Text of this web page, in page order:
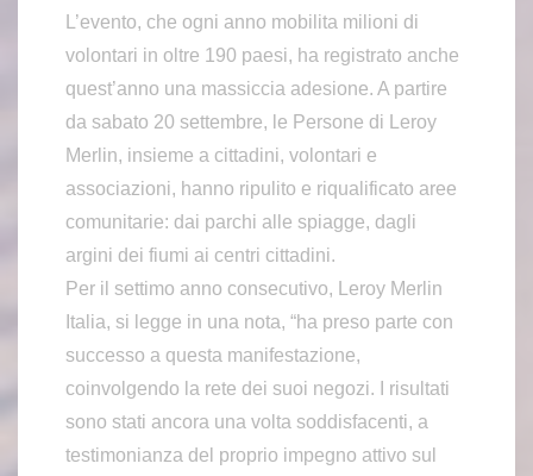
L’evento, che ogni anno mobilita milioni di
volontari in oltre 190 paesi, ha registrato anche
quest’anno una massiccia adesione. A partire
da sabato 20 settembre, le Persone di Leroy
Merlin, insieme a cittadini, volontari e
associazioni, hanno ripulito e riqualificato aree
comunitarie: dai parchi alle spiagge, dagli
argini dei fiumi ai centri cittadini.
Per il settimo anno consecutivo, Leroy Merlin
Italia, si legge in una nota, “ha preso parte con
successo a questa manifestazione,
coinvolgendo la rete dei suoi negozi. I risultati
sono stati ancora una volta soddisfacenti, a
testimonianza del proprio impegno attivo sul